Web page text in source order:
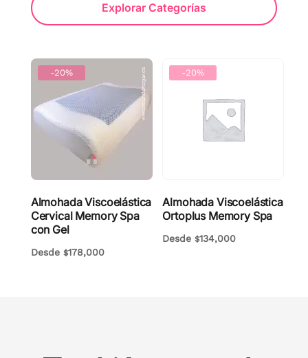
Explorar Categorías
-20%
Almohada Viscoelástica
Cervical Memory Spa
con Gel
Desde $178,000
-20%
Almohada Viscoelástica
Ortoplus Memory Spa
Desde$134,000